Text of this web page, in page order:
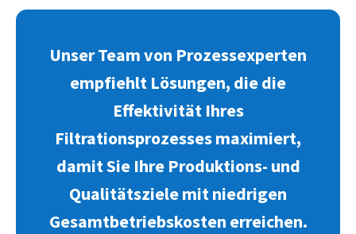
Unser Team von Prozessexperten
empfiehlt Lösungen, die die
Effektivität Ihres
Filtrationsprozesses maximiert,
damit Sie Ihre Produktions- und
Qualitätsziele mit niedrigen
Gesamtbetriebskosten erreichen.